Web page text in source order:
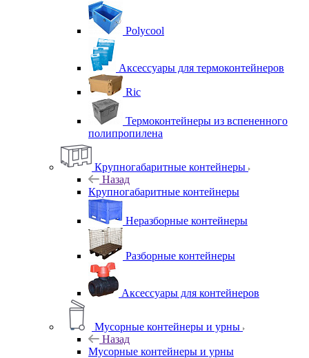
Polycool
Аксессуары для термоконтейнеров
Ric
Термоконтейнеры из вспененного
полипропилена
Крупногабаритные контейнеры
Назад
Крупногабаритные контейнеры
Неразборные контейнеры
Разборные контейнеры
Аксессуары для контейнеров
Мусорные контейнеры и урны
Назад
Мусорные контейнеры и урны